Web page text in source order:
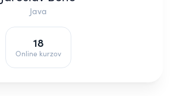
Java
18
Online kurzov